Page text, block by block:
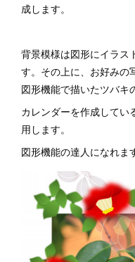
成します。
背景模様は図形にイラス
す。その上に、お好みの
図形機能で描いたツバキ
カレンダーを作成してい
用します。
図形機能の達人になれま